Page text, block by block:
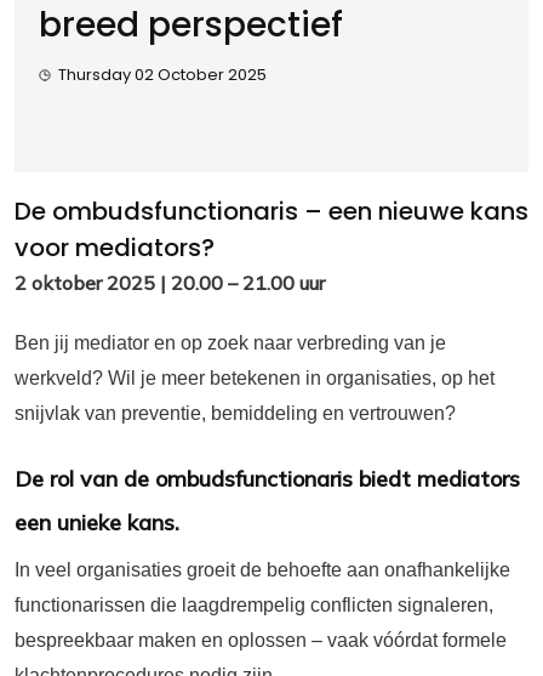
breed perspectief
Thursday 02 October 2025
De ombudsfunctionaris – een nieuwe kans
voor mediators?
2 oktober 2025 | 20.00 – 21.00 uur
Ben jij mediator en op zoek naar verbreding van je
werkveld? Wil je meer betekenen in organisaties, op het
snijvlak van preventie, bemiddeling en vertrouwen?
De rol van de ombudsfunctionaris biedt mediators
een unieke kans.
In veel organisaties groeit de behoefte aan onafhankelijke
functionarissen die laagdrempelig conflicten signaleren,
bespreekbaar maken en oplossen – vaak vóórdat formele